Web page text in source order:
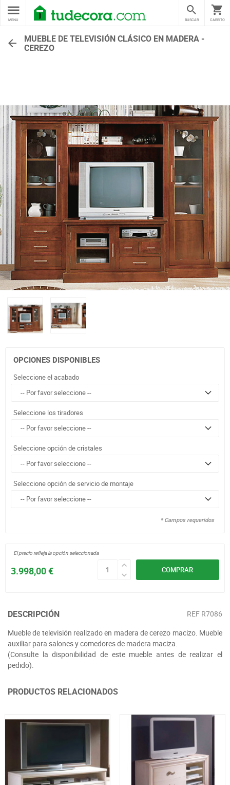
MENU CARRITO
BUSCAR
MUEBLE DE TELEVISIÓN CLÁSICO EN MADERA -
CEREZO
OPCIONES DISPONIBLES
Seleccione el acabado
Seleccione los tiradores
Seleccione opción de cristales
Seleccione opción de servicio de montaje
* Campos requeridos
COMPRAR
3.998,00 €
El precio refleja la opción seleccionada
DESCRIPCIÓN REF R7086
Mueble de televisión realizado en madera de cerezo macizo. Mueble
auxiliar para salones y comedores de madera maciza.
(Consulte la disponibilidad de este mueble antes de realizar el
pedido).
PRODUCTOS RELACIONADOS